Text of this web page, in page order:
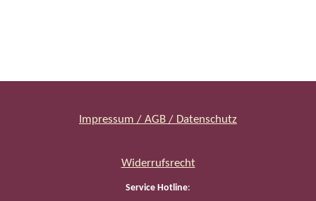
Impressum / AGB / Datenschutz
Widerrufsrecht
Service Hotline: